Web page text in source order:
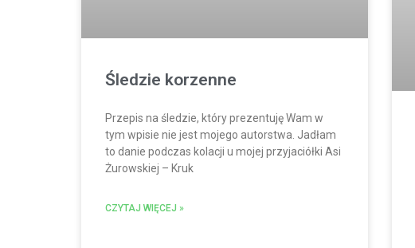
Śledzie korzenne
Przepis na śledzie, który prezentuję Wam w
tym wpisie nie jest mojego autorstwa. Jadłam
to danie podczas kolacji u mojej przyjaciółki Asi
Żurowskiej – Kruk
CZYTAJ WIĘCEJ »